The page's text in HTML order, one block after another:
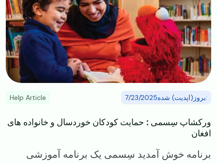
:بروز(اپدیت) شده7/23/2025 Help Article
ورکشاپ سِسمی : حمایت کودکان خوردسال و خانواده های
افغان
برنامه خوش آمدید سِسمی یک برنامه آموزشی